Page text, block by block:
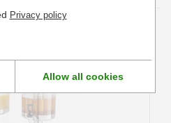
Privacy policy
Allow all cookies